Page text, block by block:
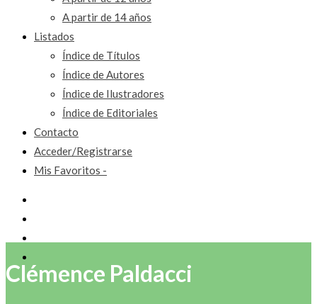
A partir de 14 años
Listados
Índice de Títulos
Índice de Autores
Índice de Ilustradores
Índice de Editoriales
Contacto
Acceder/Registrarse
Mis Favoritos -
Clémence Paldacci